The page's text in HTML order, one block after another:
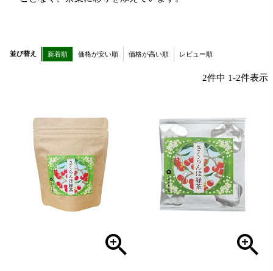
並び替え 新着順 価格が安い順 価格が高い順 レビュー順
2件中 1-2件表示